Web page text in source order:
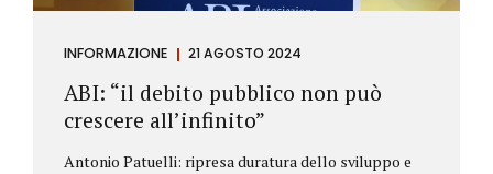
INFORMAZIONE 21 AGOSTO 2024
ABI: “il debito pubblico non può
crescere all’infinito”
Antonio Patuelli: ripresa duratura dello sviluppo e